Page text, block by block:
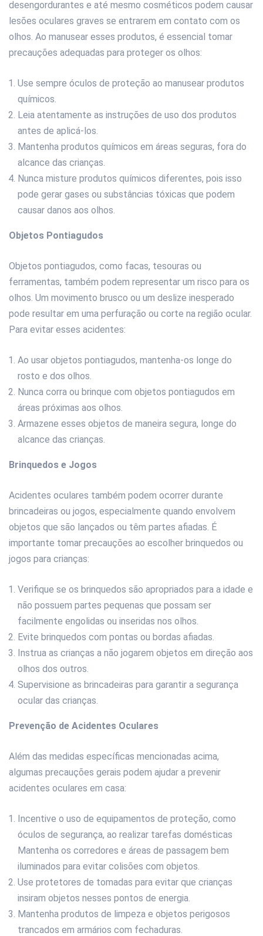
desengordurantes e até mesmo cosméticos podem causar
lesões oculares graves se entrarem em contato com os
olhos. Ao manusear esses produtos, é essencial tomar
precauções adequadas para proteger os olhos:
Use sempre óculos de proteção ao manusear produtos
químicos.
Leia atentamente as instruções de uso dos produtos
antes de aplicá-los.
Mantenha produtos químicos em áreas seguras, fora do
alcance das crianças.
Nunca misture produtos químicos diferentes, pois isso
pode gerar gases ou substâncias tóxicas que podem
causar danos aos olhos.
Objetos Pontiagudos
Objetos pontiagudos, como facas, tesouras ou
ferramentas, também podem representar um risco para os
olhos. Um movimento brusco ou um deslize inesperado
pode resultar em uma perfuração ou corte na região ocular.
Para evitar esses acidentes:
Ao usar objetos pontiagudos, mantenha-os longe do
rosto e dos olhos.
Nunca corra ou brinque com objetos pontiagudos em
áreas próximas aos olhos.
Armazene esses objetos de maneira segura, longe do
alcance das crianças.
Brinquedos e Jogos
Acidentes oculares também podem ocorrer durante
brincadeiras ou jogos, especialmente quando envolvem
objetos que são lançados ou têm partes afiadas. É
importante tomar precauções ao escolher brinquedos ou
jogos para crianças:
Verifique se os brinquedos são apropriados para a idade e
não possuem partes pequenas que possam ser
facilmente engolidas ou inseridas nos olhos.
Evite brinquedos com pontas ou bordas afiadas.
Instrua as crianças a não jogarem objetos em direção aos
olhos dos outros.
Supervisione as brincadeiras para garantir a segurança
ocular das crianças.
Prevenção de Acidentes Oculares
Além das medidas específicas mencionadas acima,
algumas precauções gerais podem ajudar a prevenir
acidentes oculares em casa:
Incentive o uso de equipamentos de proteção, como
óculos de segurança, ao realizar tarefas domésticas
Mantenha os corredores e áreas de passagem bem
iluminados para evitar colisões com objetos.
Use protetores de tomadas para evitar que crianças
insiram objetos nesses pontos de energia.
Mantenha produtos de limpeza e objetos perigosos
trancados em armários com fechaduras.